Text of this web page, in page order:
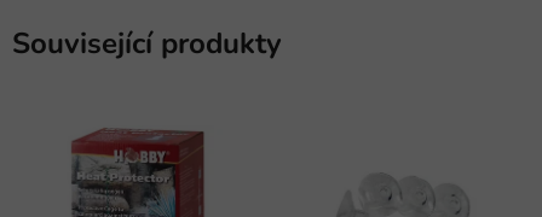
Související produkty